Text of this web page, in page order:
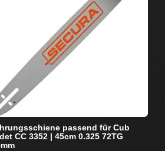
passend für Cub
CC 3352 | 45cm 0.325 72TG